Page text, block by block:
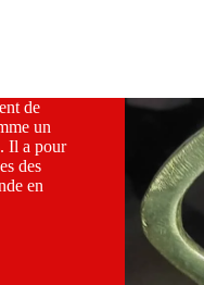
de
un
Il a pour
des
en